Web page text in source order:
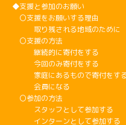
◆支援と参加のお願い
〇支援をお願いする理由
取り残される地域のために
〇支援の方法
継続的に寄付をする
今回のみ寄付をする
家庭にあるもので寄付をす
会員になる
〇参加の方法
スタッフとして参加する
インターンとして参加する